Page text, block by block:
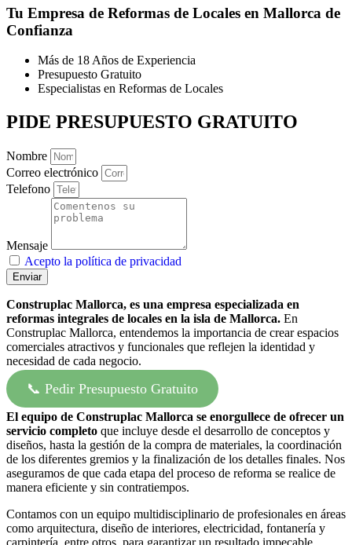
Tu Empresa de Reformas de Locales en Mallorca de
Confianza
Más de 18 Años de Experiencia
Presupuesto Gratuito
Especialistas en Reformas de Locales
PIDE PRESUPUESTO GRATUITO
Nombre
Correo electrónico
Telefono
Mensaje
Acepto la política de privacidad
Enviar
Construplac Mallorca, es una empresa especializada en
reformas integrales de locales en la isla de Mallorca. En
Construplac Mallorca, entendemos la importancia de crear espacios
comerciales atractivos y funcionales que reflejen la identidad y
necesidad de cada negocio.
📞 Pedir Presupuesto Gratuito
El equipo de Construplac Mallorca se enorgullece de ofrecer un
servicio completo que incluye desde el desarrollo de conceptos y
diseños, hasta la gestión de la compra de materiales, la coordinación
de los diferentes gremios y la finalización de los detalles finales. Nos
aseguramos de que cada etapa del proceso de reforma se realice de
manera eficiente y sin contratiempos.
Contamos con un equipo multidisciplinario de profesionales en áreas
como arquitectura, diseño de interiores, electricidad, fontanería y